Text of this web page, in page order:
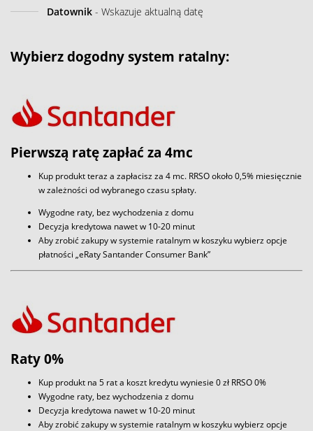
Datownik - Wskazuje aktualną datę
Wybierz dogodny system ratalny:
Pierwszą ratę zapłać za 4mc
Kup produkt teraz a zapłacisz za 4 mc. RRSO około 0,5% miesięcznie
w zależności od wybranego czasu spłaty.
Wygodne raty, bez wychodzenia z domu
Decyzja kredytowa nawet w 10-20 minut
Aby zrobić zakupy w systemie ratalnym w koszyku wybierz opcje
płatności „eRaty Santander Consumer Bank”
Raty 0%
Kup produkt na 5 rat a koszt kredytu wyniesie 0 zł RRSO 0%
Wygodne raty, bez wychodzenia z domu
Decyzja kredytowa nawet w 10-20 minut
Aby zrobić zakupy w systemie ratalnym w koszyku wybierz opcje